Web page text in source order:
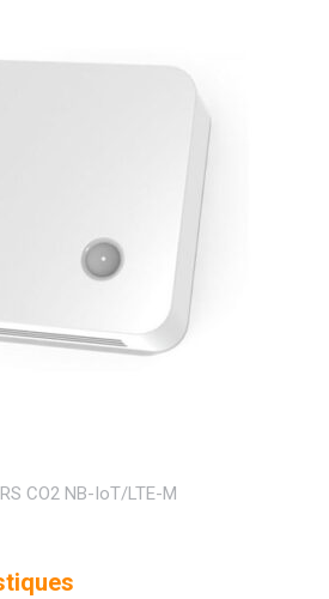
CO2 NB-IoT/LTE-M